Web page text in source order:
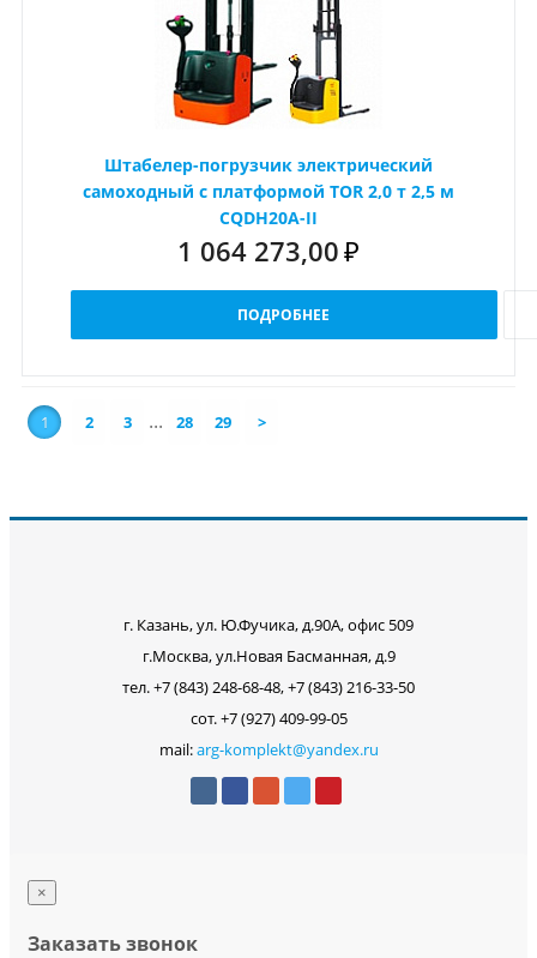
Штабелер-погрузчик электрический
самоходный с платформой TOR 2,0 т 2,5 м
CQDH20A-II
1 064 273,00 ₽
ПОДРОБНЕЕ
1 2 3 ... 28 29 >
г. Казань, ул. Ю.Фучика, д.90А, офис 509
г.Москва, ул.Новая Басманная, д.9
тел. +7 (843) 248-68-48, +7 (843) 216-33-50
сот. +7 (927) 409-99-05
mail:arg-komplekt@yandex.ru
×
Заказать звонок